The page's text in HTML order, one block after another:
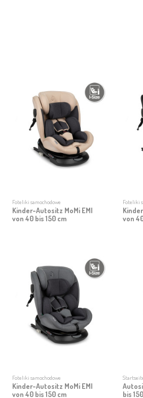
Foteliki samochodowe
Kinder-Autositz MoMi EMI
von 40 bis 150 cm
Foteliki
von
Foteliki samochodowe
Kinder-Autositz MoMi EMI
von 40 bis 150 cm
bis